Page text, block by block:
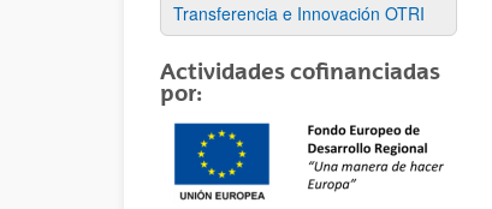
Transferencia e Innovación OTRI
Actividades cofinanciadas
por: